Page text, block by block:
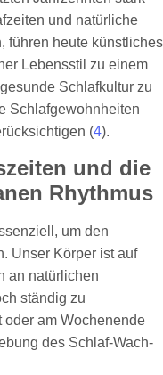
und natürliche
führen heute künstliches
Lebensstil zu einem
Schlafkultur zu
Schlafgewohnheiten
(4).
und die
Rhythmus
um den
Unser Körper ist auf
an natürlichen
ständig zu
am Wochenende
des Schlaf-Wach-